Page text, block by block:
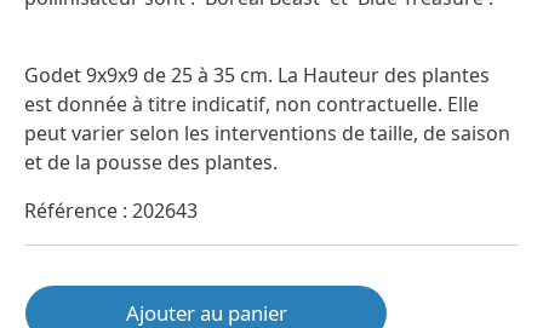
Godet 9x9x9 de 25 à 35 cm. La Hauteur des plantes
est donnée à titre indicatif, non contractuelle. Elle
peut varier selon les interventions de taille, de saison
et de la pousse des plantes.
Référence : 202643
Ajouter au panier